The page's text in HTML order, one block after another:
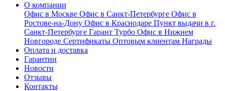
О компании
Офис в Москве Офис в Санкт-Петербурге Офис в
Ростове-на-Дону Офис в Краснодаре Пункт выдачи в г.
Санкт-Петербурге Гарант Турбо Офис в Нижнем
Новгороде Сертификаты Оптовым клиентам Награды
Оплата и доставка
Гарантии
Новости
Отзывы
Контакты